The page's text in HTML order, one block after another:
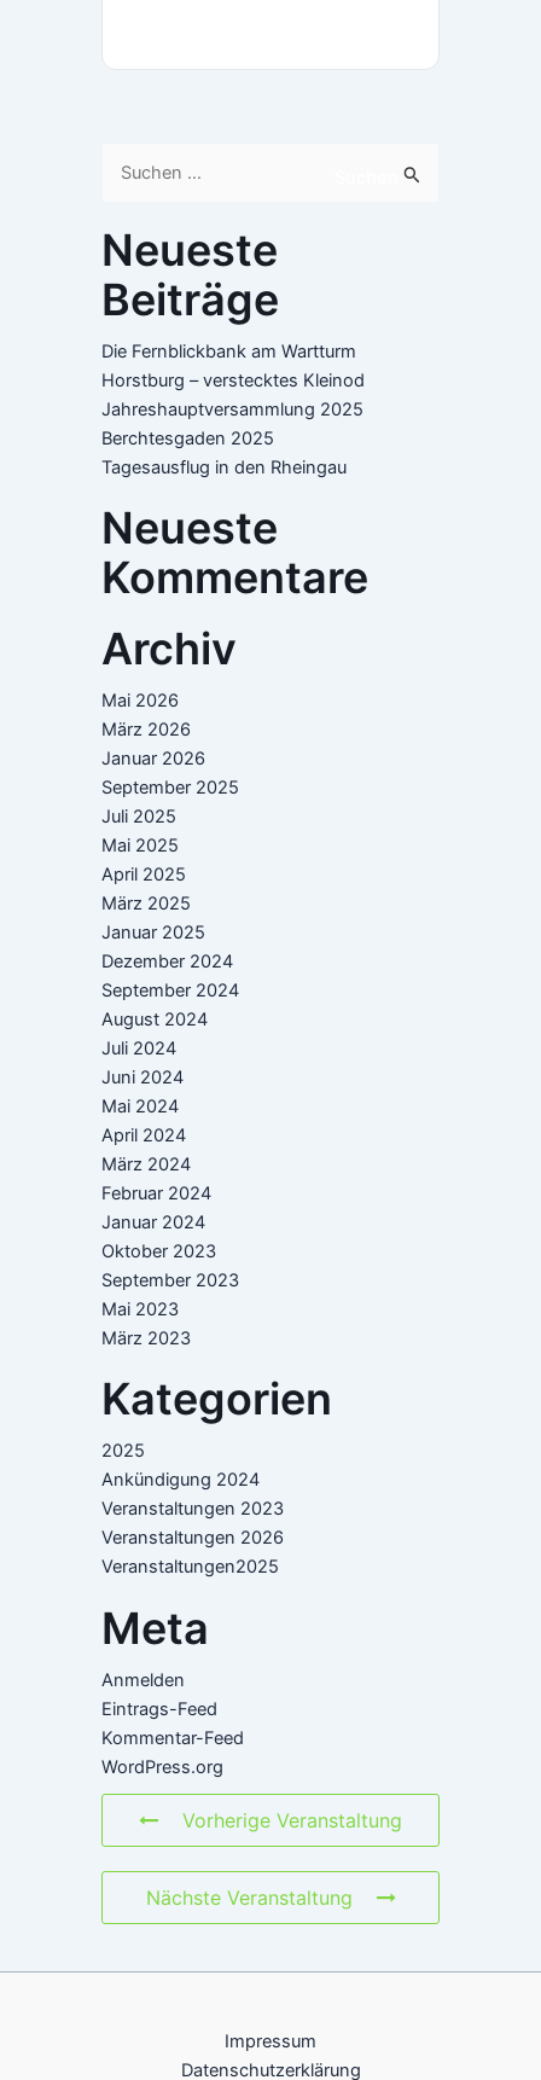
nach:
Neueste
Beiträge
Die Fernblickbank am Wartturm
Horstburg – verstecktes Kleinod
Jahreshauptversammlung 2025
Berchtesgaden 2025
Tagesausflug in den Rheingau
Neueste
Kommentare
Archiv
Mai 2026
März 2026
Januar 2026
September 2025
Juli 2025
Mai 2025
April 2025
März 2025
Januar 2025
Dezember 2024
September 2024
August 2024
Juli 2024
Juni 2024
Mai 2024
April 2024
März 2024
Februar 2024
Januar 2024
Oktober 2023
September 2023
Mai 2023
März 2023
Kategorien
2025
Ankündigung 2024
Veranstaltungen 2023
Veranstaltungen 2026
Veranstaltungen2025
Meta
Anmelden
Eintrags-Feed
Kommentar-Feed
WordPress.org
Vorherige Veranstaltung
Nächste Veranstaltung
Impressum
Datenschutzerklärung